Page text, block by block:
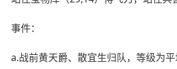
事件：
a.战前黄天爵、散宜生归队，等级为